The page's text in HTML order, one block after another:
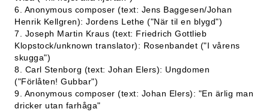
6. Anonymous composer (text: Jens Baggesen/Johan
Henrik Kellgren): Jordens Lethe ("När til en blygd")
7. Joseph Martin Kraus (text: Friedrich Gottlieb
Klopstock/unknown translator): Rosenbandet ("I vårens
skugga")
8. Carl Stenborg (text: Johan Elers): Ungdomen
("Förlåten! Gubbar")
9. Anonymous composer (text: Johan Elers): "En ärlig man
dricker utan farhåga"